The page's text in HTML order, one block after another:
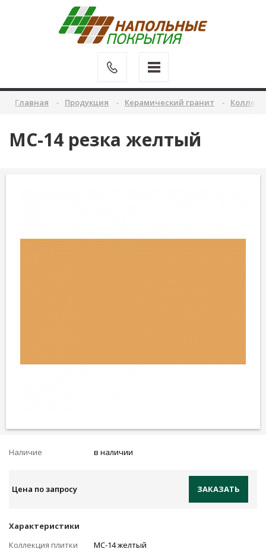
Главная Продукция Керамический гранит
MC-14 резка желтый
Наличие в наличии
Цена по запросу ЗАКАЗАТЬ
Характеристики
Коллекция плитки
MC-14 желтый